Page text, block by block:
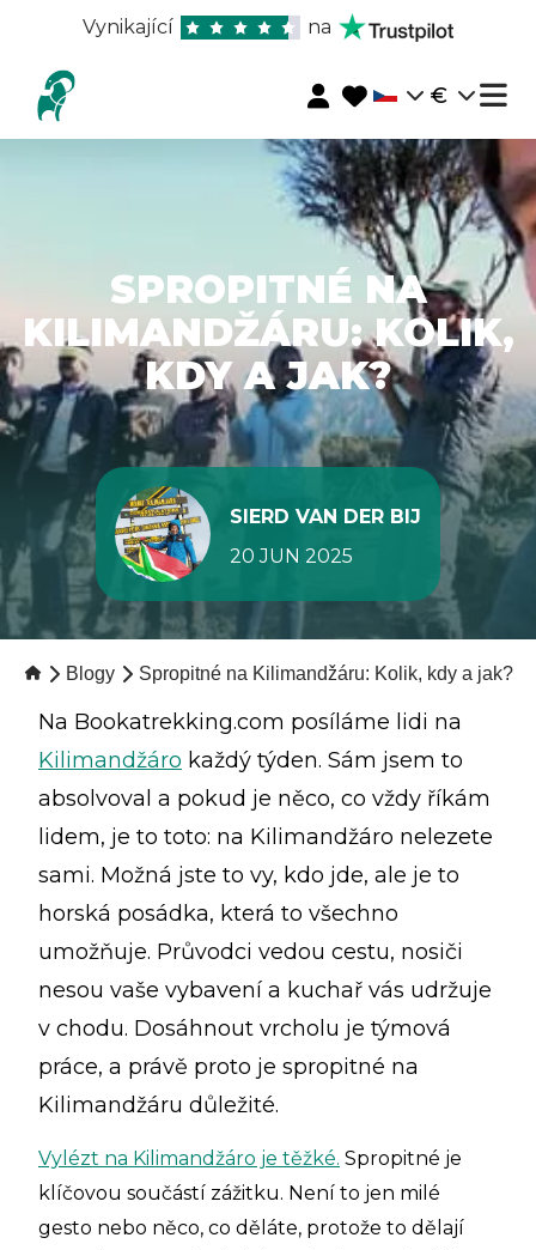
Vynikající na
€
SPROPITNÉ NA
KILIMANDŽÁRU: KOLIK,
KDY A JAK?
SIERD VAN DER BIJ
20 JUN 2025
Blogy Spropitné na Kilimandžáru: Kolik, kdy a jak?
Na Bookatrekking.com posíláme lidi na
Kilimandžáro každý týden. Sám jsem to
absolvoval a pokud je něco, co vždy říkám
lidem, je to toto: na Kilimandžáro nelezete
sami. Možná jste to vy, kdo jde, ale je to
horská posádka, která to všechno
umožňuje. Průvodci vedou cestu, nosiči
nesou vaše vybavení a kuchař vás udržuje
v chodu. Dosáhnout vrcholu je týmová
práce, a právě proto je spropitné na
Kilimandžáru důležité.
Vylézt na Kilimandžáro je těžké. Spropitné je
klíčovou součástí zážitku. Není to jen milé
gesto nebo něco, co děláte, protože to dělají